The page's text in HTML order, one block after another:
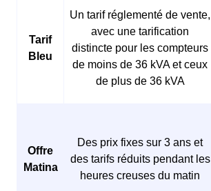
Tarif
Bleu
Un tarif réglementé de vente,
avec une tarification
distincte pour les compteurs
de moins de 36 kVA et ceux
de plus de 36 kVA
Offre
Matina
Des prix fixes sur 3 ans et
des tarifs réduits pendant les
heures creuses du matin